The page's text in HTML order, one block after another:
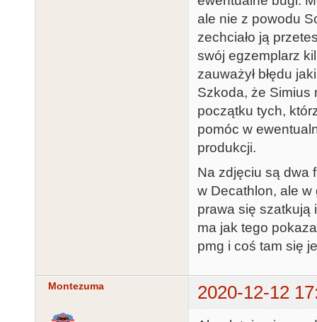
ale nie z powodu
zechciało ją
swój egzemplarz
zauważył błędu
Szkoda, że Simius
początku tych,
pomóc w
produkcji.
Na zdjęciu są dwa
w Decathlon, ale w
prawa się szatkują
ma jak tego
pmg i coś tam się
Montezuma 2020-12-12